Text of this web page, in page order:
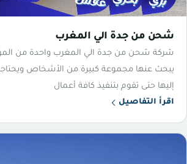
شحن من جدة الي المغرب
شركة شحن من جدة الي المغرب واحدة من
يبحث عنها مجموعة كبيرة من الأشخاص
إليها حتى تقوم بتنفيذ كافة أعمال
اقرأ التفاصيل